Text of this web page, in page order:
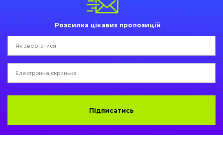
Подушки амортизаційні
Пальці та Втулки
написати
листа
зателефонувати
Розсилка цікавих пропозицій
Підписатись